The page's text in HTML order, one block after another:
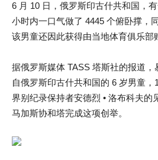
6 月 10 日，俄罗斯印古什共和国，
小时内一口气做了 4445 个俯卧撑，
该男童还因此获得由当地体育俱乐部
据俄罗斯媒体 TASS 塔斯社的报道，
自俄罗斯印古什共和国的 6 岁男童
界别纪录保持者安德烈 • 洛布科夫的
马加斯协和塔完成这项创举。